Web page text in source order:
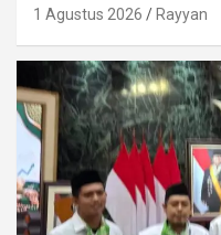
1 Agustus 2026 Rayyan